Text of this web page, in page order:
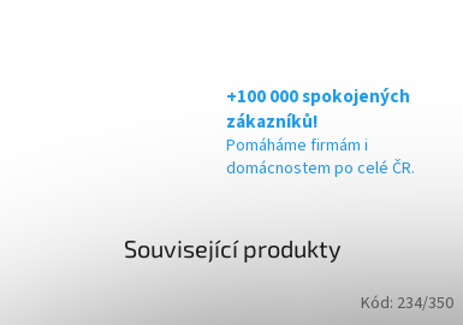
+100 000 spokojených
zákazníků!
Pomáháme firmám i
domácnostem po celé ČR.
Související produkty
Kód: 234/350